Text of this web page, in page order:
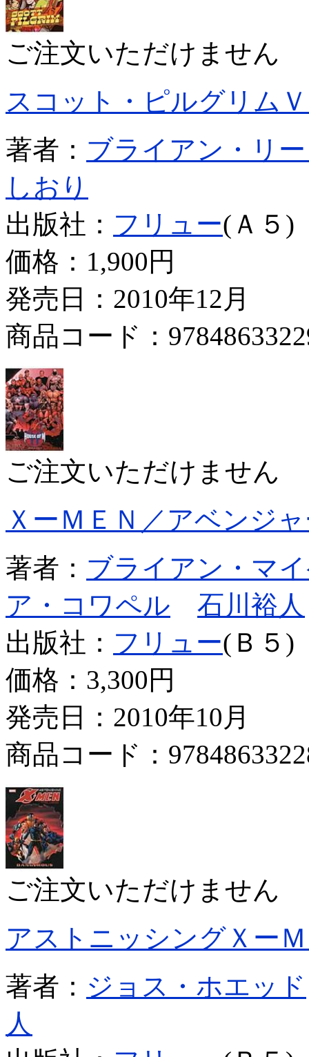
ご注文いただけません
スコット・ピルグリム
著者： ブライアン・リ
しおり
出版社： フリュー(Ａ５)
価格： 1,900円
発売日：2010年12月
商品コード：
ご注文いただけません
ＸーＭＥＮ／アベンジ
著者： ブライアン・マ
ア・コワペル
石川裕人
出版社： フリュー(Ｂ５)
価格： 3,300円
発売日：2010年10月
商品コード：
ご注文いただけません
アストニッシングＸー
著者： ジョス・ホエッド
人